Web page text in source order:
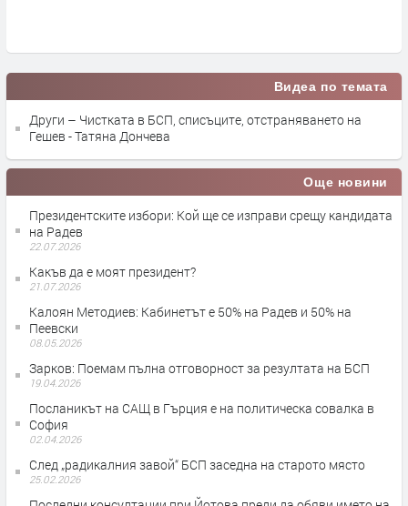
Видеа по темата
Други – Чистката в БСП, списъците, отстраняването на
Гешев - Татяна Дончева
Още новини
Президентските избори: Кой ще се изправи срещу кандидата
на Радев
22.07.2026
Какъв да е моят президент?
21.07.2026
Калоян Методиев: Кабинетът е 50% на Радев и 50% на
Пеевски
08.05.2026
Зарков: Поемам пълна отговорност за резултата на БСП
19.04.2026
Посланикът на САЩ в Гърция е на политическа совалка в
София
02.04.2026
След „радикалния завой“ БСП заседна на старото място
25.02.2026